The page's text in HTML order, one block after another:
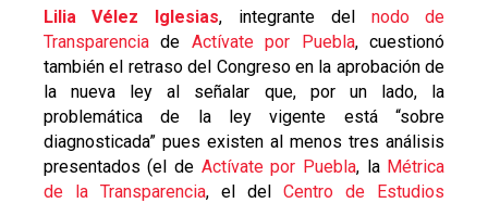
Lilia Vélez Iglesias, integrante del nodo de
Transparenciade Actívate por Puebla, cuestionó
también el retraso del Congreso en la aprobación de
la nueva ley al señalar que, por un lado, la
problemática de la ley vigente está “sobre
diagnosticada” pues existen al menos tres análisis
presentados (el de Actívate por Puebla, la Métrica
de la Transparencia, el delCentro de Estudios